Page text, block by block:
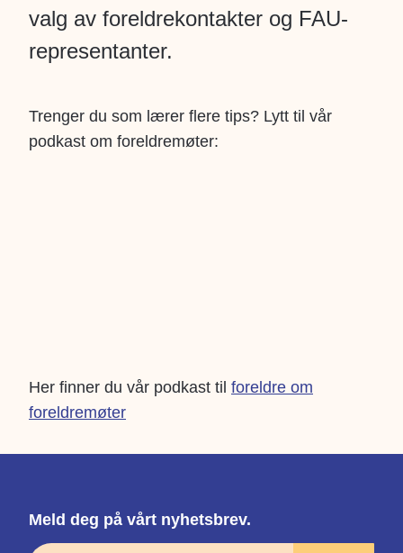
valg av foreldrekontakter og FAU-
representanter.
Trenger du som lærer flere tips? Lytt til vår
podkast om foreldremøter:
Her finner du vår podkast til foreldre om
foreldremøter
Meld deg på vårt nyhetsbrev.